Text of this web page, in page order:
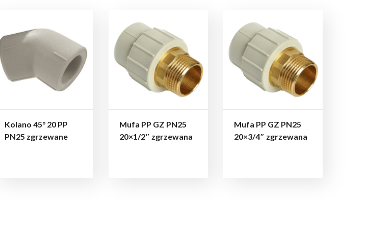
Kolano 45° 20 PP
PN25 zgrzewane
Mufa PP GZ PN25
20×1/2″ zgrzewana
Mufa PP GZ PN25
20×3/4″ zgrzewana